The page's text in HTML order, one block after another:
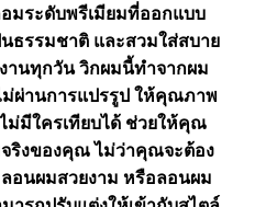
อมระดับพรีเมียมที่ออกแบบ
ธรรมชาติ และสวมใส่สบาย
านทุกวัน วิกผมนี้ทำจากผม
ม่ผ่านการแปรรูป ให้คุณภาพ
ม่มีใครเทียบได้ ช่วยให้คุณ
ริงของคุณ ไม่ว่าคุณจะต้อง
ลอนผมสวยงาม หรือลอนผม